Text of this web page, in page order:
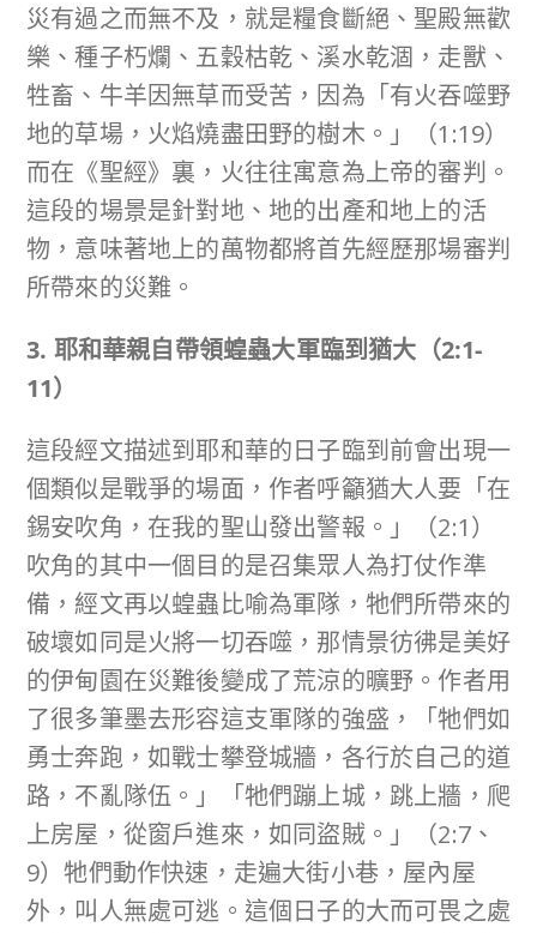
災有過之而無不及，就是糧食斷絕、聖殿無歡
樂、種子朽爛、五穀枯乾、溪水乾涸，走獸、
牲畜、牛羊因無草而受苦，因為「有火吞噬野
地的草場，火焰燒盡田野的樹木。」（1:19）
而在《聖經》裏，火往往寓意為上帝的審判。
這段的場景是針對地、地的出產和地上的活
物，意味著地上的萬物都將首先經歷那場審判
所帶來的災難。
3. 耶和華親自帶領蝗蟲大軍臨到猶大（2:1-
11）
這段經文描述到耶和華的日子臨到前會出現一
個類似是戰爭的場面，作者呼籲猶大人要「在
錫安吹角，在我的聖山發出警報。」（2:1）
吹角的其中一個目的是召集眾人為打仗作準
備，經文再以蝗蟲比喻為軍隊，牠們所帶來的
破壞如同是火將一切吞噬，那情景彷彿是美好
的伊甸園在災難後變成了荒涼的曠野。作者用
了很多筆墨去形容這支軍隊的強盛，「牠們如
勇士奔跑，如戰士攀登城牆，各行於自己的道
路，不亂隊伍。」「牠們蹦上城，跳上牆，爬
上房屋，從窗戶進來，如同盜賊。」（2:7、
9）牠們動作快速，走遍大街小巷，屋內屋
外，叫人無處可逃。這個日子的大而可畏之處